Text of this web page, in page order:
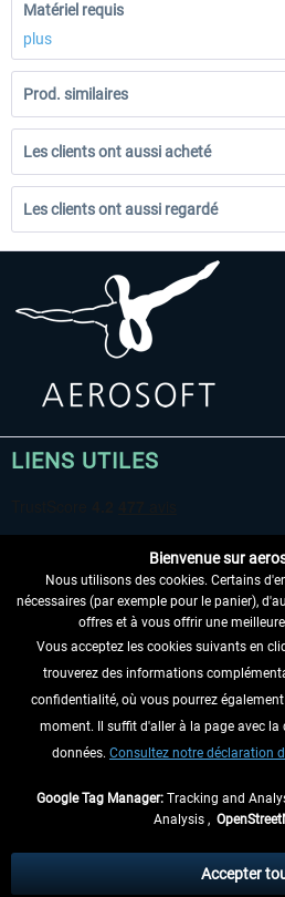
Matériel requis
plus
Prod. similaires
Les clients ont aussi acheté
Les clients ont aussi regardé
LIENS UTILES
RENONCER AU CONTRAT ICI
INFORMATIONS
NE MANQUEZ PAS LES
échéant, frais de remboursement, si
Bienvenue sur
Nous utilisons des cookies. Certains
nécessaires (par exemple pour le panier),
offres et à vous offrir une
Vous acceptez les cookies suivants en
trouverez des informations
confidentialité, où vous pourrez
moment. Il suffit d'aller à la page avec
données. Consultez notre déclaration
Google Tag Manager: Tracking and
Analysis ,
Accepter